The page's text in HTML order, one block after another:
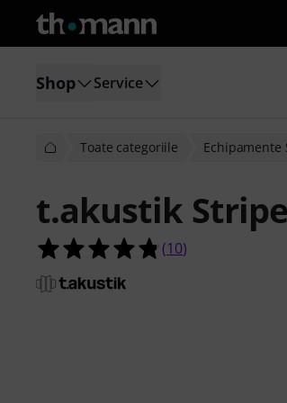
Shop Service
Toate categoriile Echipamente
t.akustik
4.8 din 5 stele din
(10)